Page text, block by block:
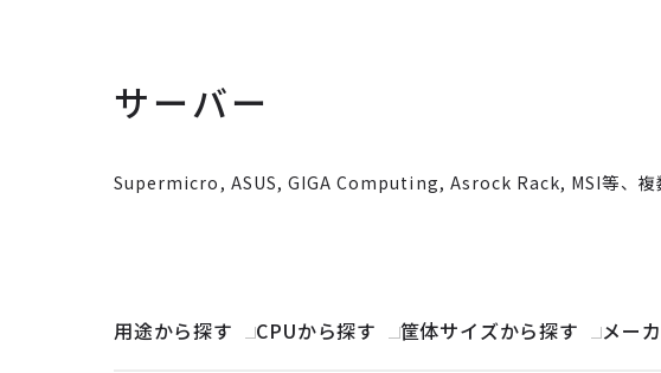
サーバー
Supermicro, ASUS, GIGA Computing, Asrock Rack, MSI等、複
用途から探す CPUから探す 筐体サイズから探す メー